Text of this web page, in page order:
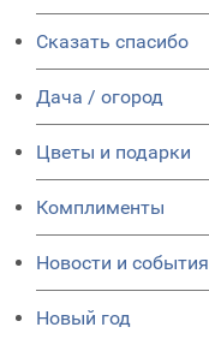
Сказать спасибо
Дача / огород
Цветы и подарки
Комплименты
Новости и события
Новый год